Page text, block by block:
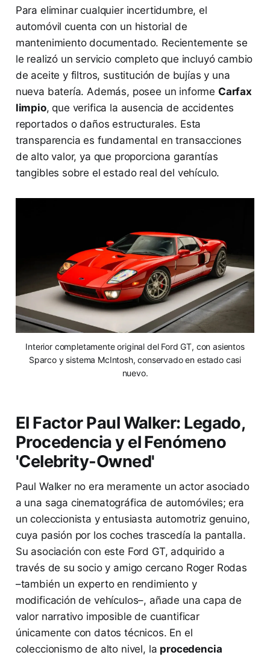
Para eliminar cualquier incertidumbre, el
automóvil cuenta con un historial de
mantenimiento documentado. Recientemente se
le realizó un servicio completo que incluyó cambio
de aceite y filtros, sustitución de bujías y una
nueva batería. Además, posee un informe Carfax
limpio, que verifica la ausencia de accidentes
reportados o daños estructurales. Esta
transparencia es fundamental en transacciones
de alto valor, ya que proporciona garantías
tangibles sobre el estado real del vehículo.
Interior completamente original del Ford GT, con asientos
Sparco y sistema McIntosh, conservado en estado casi
nuevo.
El Factor Paul Walker: Legado,
Procedencia y el Fenómeno
'Celebrity-Owned'
Paul Walker no era meramente un actor asociado
a una saga cinematográfica de automóviles; era
un coleccionista y entusiasta automotriz genuino,
cuya pasión por los coches trascedía la pantalla.
Su asociación con este Ford GT, adquirido a
través de su socio y amigo cercano Roger Rodas
–también un experto en rendimiento y
modificación de vehículos–, añade una capa de
valor narrativo imposible de cuantificar
únicamente con datos técnicos. En el
coleccionismo de alto nivel, la procedencia